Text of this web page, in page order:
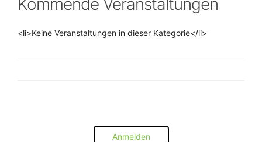
Kommende Veranstaltungen
<li>Keine Veranstaltungen in dieser Kategorie</li>
Anmelden